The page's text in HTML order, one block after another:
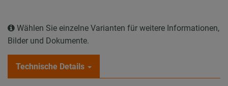
Wählen Sie einzelne Varianten für weitere Informationen,
Bilder und Dokumente.
Technische Details